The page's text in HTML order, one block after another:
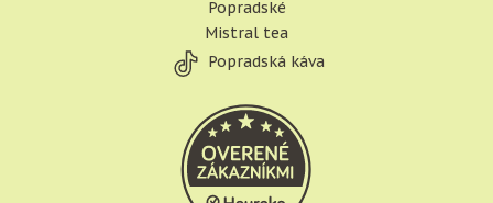
Popradské
Mistral tea
Popradská káva